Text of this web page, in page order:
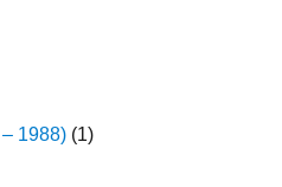
1988) (1)